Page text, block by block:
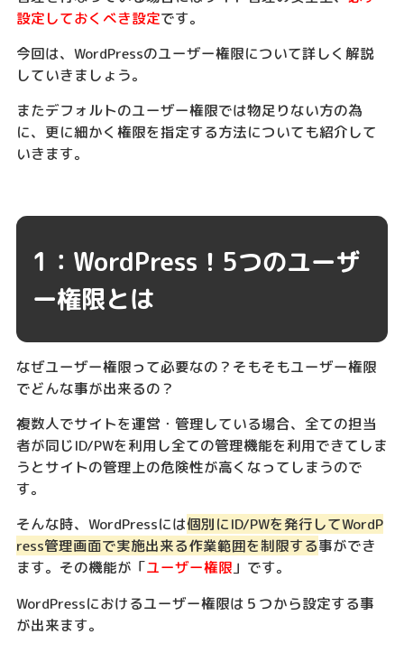
設定しておくべき設定です。
今回は、WordPressのユーザー権限について詳しく解説
していきましょう。
またデフォルトのユーザー権限では物足りない方の為
に、更に細かく権限を指定する方法についても紹介して
いきます。
1：WordPress！5つのユーザ
ー権限とは
なぜユーザー権限って必要なの？そもそもユーザー権限
でどんな事が出来るの？
複数人でサイトを運営・管理している場合、全ての担当
者が同じID/PWを利用し全ての管理機能を利用できてしま
うとサイトの管理上の危険性が高くなってしまうので
す。
そんな時、WordPressには個別にID/PWを発行してWordP
ress管理画面で実施出来る作業範囲を制限する事ができ
ます。その機能が「ユーザー権限 」です。
WordPressにおけるユーザー権限は５つから設定する事
が出来ます。